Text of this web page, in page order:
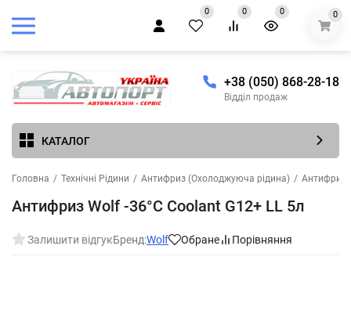
0 0 0 0
+38 (050) 868-28-18
Відділ продаж
КАТАЛОГ
Головна / Технічні Рідини / Антифриз (Охолоджуюча рідина) / Антифриз
Антифриз Wolf -36°C Coolant G12+ LL 5л
Залишити відгукБренд:Wolf Обране Порівняння